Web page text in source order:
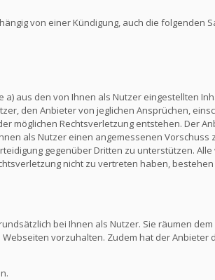
von einer Kündigung, auch die folgenden
aus den von Ihnen als Nutzer eingestellten
den Anbieter von jeglichen Ansprüchen,
möglichen Rechtsverletzung entstehen. Der
als Nutzer einen angemessenen Vorschuss
gegenüber Dritten zu unterstützen.
nicht zu vertreten haben,
bei Ihnen als Nutzer. Sie räumen
vorzuhalten. Zudem hat der Anbieter